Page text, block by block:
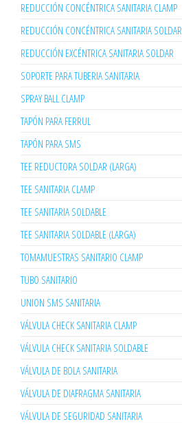
REDUCCIÓN CONCÉNTRICA SANITARIA CLAMP
REDUCCIÓN CONCÉNTRICA SANITARIA SOLDAR
REDUCCIÓN EXCÉNTRICA SANITARIA SOLDAR
SOPORTE PARA TUBERIA SANITARIA
SPRAY BALL CLAMP
TAPÓN PARA FERRUL
TAPÓN PARA SMS
TEE REDUCTORA SOLDAR (LARGA)
TEE SANITARIA CLAMP
TEE SANITARIA SOLDABLE
TEE SANITARIA SOLDABLE (LARGA)
TOMAMUESTRAS SANITARIO CLAMP
TUBO SANITARIO
UNION SMS SANITARIA
VÁLVULA CHECK SANITARIA CLAMP
VÁLVULA CHECK SANITARIA SOLDABLE
VÁLVULA DE BOLA SANITARIA
VÁLVULA DE DIAFRAGMA SANITARIA
VÁLVULA DE SEGURIDAD SANITARIA